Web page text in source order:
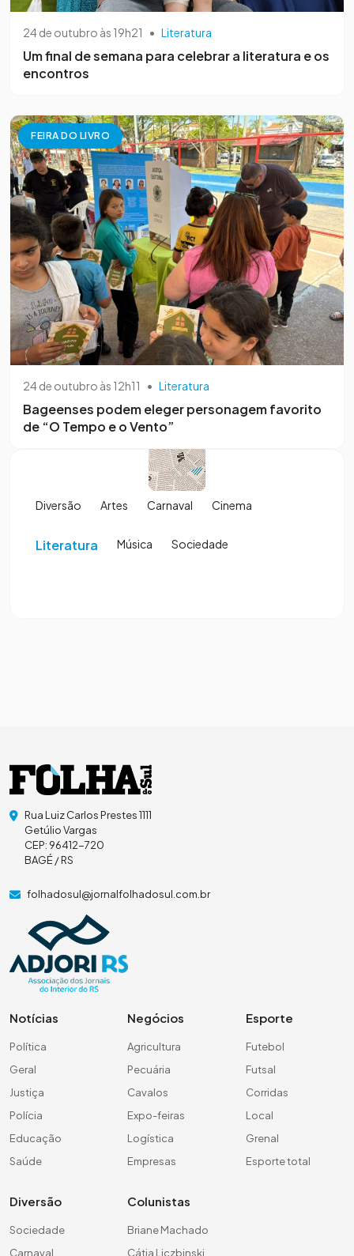
24 de outubro às 19h21 • Literatura
Um final de semana para celebrar a literatura e os
encontros
FEIRA DO LIVRO
24 de outubro às 12h11 • Literatura
Bageenses podem eleger personagem favorito
de “O Tempo e o Vento”
Diversão Artes Carnaval Cinema
Literatura Música Sociedade
Rua Luiz Carlos Prestes 1111
Getúlio Vargas
CEP: 96412-720
BAGÉ / RS
folhadosul@jornalfolhadosul.com.br
Notícias
Política
Geral
Justiça
Polícia
Educação
Saúde
Negócios
Agricultura
Pecuária
Cavalos
Expo-feiras
Logística
Empresas
Esporte
Futebol
Futsal
Corridas
Local
Grenal
Esporte total
Diversão
Sociedade
Carnaval
Colunistas
Briane Machado
Cátia Liczbinski